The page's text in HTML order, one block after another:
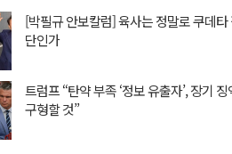
[박필규 안보칼럼] 육사는 정말로 쿠데타
단인가
트럼프 “탄약 부족 ‘정보 유출자’, 장기
구형할 것”